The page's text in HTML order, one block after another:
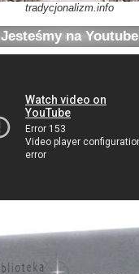
tradycjonalizm.info
Jesteśmy na Youtube